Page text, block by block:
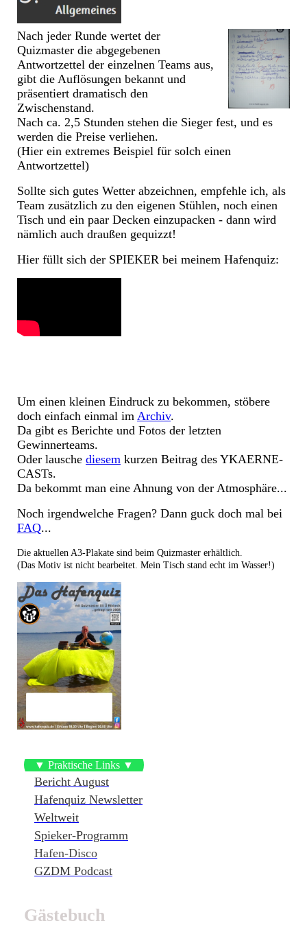
Nach jeder Runde wertet der
Quizmaster die abgegebenen
Antwortzettel der einzelnen Teams aus,
gibt die Auflösungen bekannt und
präsentiert dramatisch den
Zwischenstand.
Nach ca. 2,5 Stunden stehen die Sieger fest, und es
werden die Preise verliehen.
(Hier ein extremes Beispiel für solch einen
Antwortzettel)
Sollte sich gutes Wetter abzeichnen, empfehle ich, als
Team zusätzlich zu den eigenen Stühlen, noch einen
Tisch und ein paar Decken einzupacken - dann wird
nämlich auch draußen gequizzt!
Hier füllt sich der SPIEKER bei meinem Hafenquiz:
Um einen kleinen Eindruck zu bekommen, stöbere
doch einfach einmal im Archiv.
Da gibt es Berichte und Fotos der letzten
Gewinnerteams.
Oder lausche diesem kurzen Beitrag des YKAERNE-
CASTs.
Da bekommt man eine Ahnung von der Atmosphäre...
Noch irgendwelche Fragen? Dann guck doch mal bei
FAQ...
Die aktuellen A3-Plakate sind beim Quizmaster erhältlich.
(Das Motiv ist nicht bearbeitet. Mein Tisch stand echt im Wasser!)
▼ Praktische Links ▼
Bericht August
Hafenquiz Newsletter
Weltweit
Spieker-Programm
Hafen-Disco
GZDM Podcast
Gästebuch